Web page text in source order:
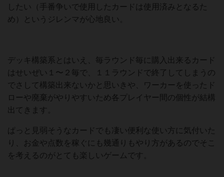
したい（手番争いで使用したカードは使用済みとなるた
め）というジレンマが心地良い。
デッキ構築系とはいえ、毎ラウンド毎に購入出来るカード
はせいぜい１〜２毎で、１１ラウンドで終了してしまうの
でさして構築出来ないかと思いきや、ワーカーを使ったド
ローや廃棄がやりやすいため各プレイヤー間の個性が結構
出てきます。
ぱっと見弱そうなカードでも凄い便利な使い方に気付いた
り、お金や点数を稼ぐにも幾通りもやり方があるのでそこ
を考えるのがとても楽しいゲームです。